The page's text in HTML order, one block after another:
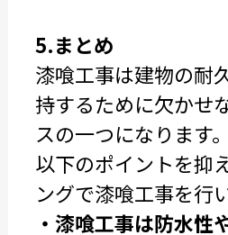
5.まとめ
漆喰工事は建物の耐
持するために欠かせ
スの一つになります。
以下のポイントを抑
ングで漆喰工事を行
・漆喰工事は防水性